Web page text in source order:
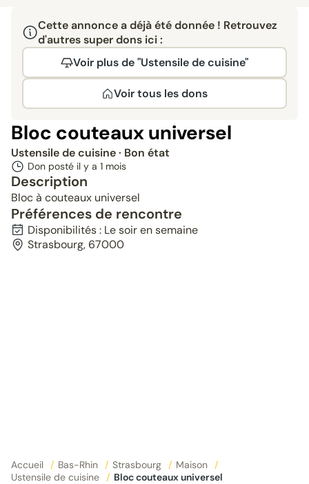
Cette annonce a déjà été donnée ! Retrouvez
d'autres super dons ici :
Voir plus de "Ustensile de cuisine"
Voir tous les dons
Bloc couteaux universel
Ustensile de cuisine· Bon état
Don posté il y a 1 mois
Description
Bloc à couteaux universel
Préférences de rencontre
Disponibilités : Le soir en semaine
Strasbourg, 67000
Accueil / Bas-Rhin / Strasbourg / Maison
/
Ustensile de cuisine
/ Bloc couteaux universel